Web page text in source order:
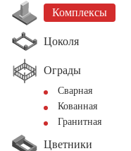
Комплексы
Цоколя
Ограды
Сварная
Кованная
Гранитная
Цветники